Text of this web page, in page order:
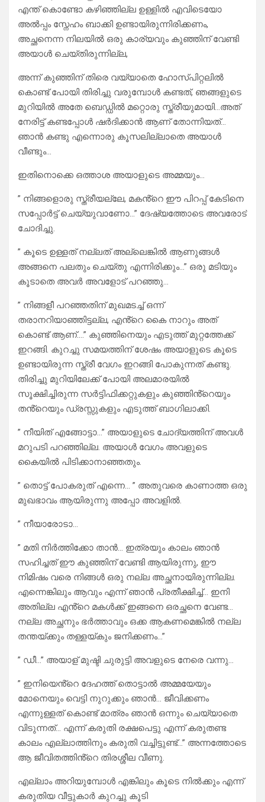
എന്ത് കൊണ്ടോ കഴിഞ്ഞില്ല ഉള്ളിൽ എവിടെയോ
അൽപ്പം സ്നേഹം ബാക്കി ഉണ്ടായിരുന്നിരിക്കണം,
അച്ഛനെന്ന നിലയിൽ ഒരു കാര്യവും കുഞ്ഞിന് വേണ്ടി
അയാൾ ചെയ്തിരുന്നില്ല,
അന്ന് കുഞ്ഞിന് തിരെ വയ്യാതെ ഹോസ്പിറ്റലിൽ
കൊണ്ട് പോയി തിരിച്ചു വരുമ്പോൾ കണ്ടത്, ഞങ്ങളുടെ
മുറിയിൽ അതേ ബെഡ്ഡിൽ മറ്റൊരു സ്ത്രീയുമായി…അത്
നേരിട്ട് കണ്ടപ്പോൾ ഷർദിക്കാൻ ആണ് തോന്നിയത്…
ഞാൻ കണ്ടു എന്നൊരു കൂസലില്ലാതെ അയാൾ
വീണ്ടും…
ഇതിനൊക്കെ ഒത്താശ അയാളുടെ അമ്മയും…
” നിങ്ങളൊരു സ്ത്രീയല്ലേ, മകൻ്റെ ഈ പിറപ്പ് കേടിനെ
സപ്പോർട്ട് ചെയ്യുവാണോ…” ദേഷ്യത്തോടെ അവരോട്
ചോദിച്ചു.
” കൂടെ ഉള്ളത് നല്ലത് അല്ലെങ്കിൽ ആണുങ്ങൾ
അങ്ങനെ പലതും ചെയ്തു എന്നിരിക്കും…” ഒരു മടിയും
കൂടാതെ അവർ അവളോട് പറഞ്ഞു…
” നിങ്ങളീ പറഞ്ഞതിന് മുഖമടച്ച് ഒന്ന്
തരാനറിയാഞ്ഞിട്ടല്ല, എൻ്റെ കൈ നാറും അത്
കൊണ്ട് ആണ്….” കുഞ്ഞിനെയും എടുത്ത് മുറ്റത്തേക്ക്
ഇറങ്ങി. കുറച്ചു സമയത്തിന് ശേഷം അയാളുടെ കൂടെ
ഉണ്ടായിരുന്ന സ്ത്രീ വേഗം ഇറങ്ങി പോകുന്നത് കണ്ടു.
തിരിച്ചു മുറിയിലേക്ക് പോയി അലമാരയിൽ
സൂക്ഷിച്ചിരുന്ന സർട്ടിഫിക്കറ്റുകളും കുഞ്ഞിൻ്റെയും
തൻ്റെയും ഡ്രസ്സുകളും എടുത്ത് ബാഗിലാക്കി.
” നീയിത് എങ്ങോട്ടാ…” അയാളുടെ ചോദ്യത്തിന് അവൾ
മറുപടി പറഞ്ഞില്ല. അയാൾ വേഗം അവളുടെ
കൈയിൽ പിടിക്കാനാഞ്ഞതും.
” തൊട്ട് പോകരുത് എന്നെ… ” അതുവരെ കാണാത്ത ഒരു
മുഖഭാവം ആയിരുന്നു അപ്പോ അവളിൽ.
” നീയാരോടാ…
” മതി നിർത്തിക്കോ താൻ… ഇത്രയും കാലം ഞാൻ
സഹിച്ചത് ഈ കുഞ്ഞിന് വേണ്ടി ആയിരുന്നു, ഈ
നിമിഷം വരെ നിങ്ങൾ ഒരു നല്ല അച്ഛനായിരുന്നില്ല.
എന്നെങ്കിലും ആവും എന്ന് ഞാൻ പ്രതീക്ഷിച്ച്… ഇനി
അതില്ല എൻ്റെ മകൾക്ക് ഇങ്ങനെ ഒരച്ഛനെ വേണ്ട…
നല്ല അച്ഛനും ഭർത്താവും ഒക്ക ആകണമെങ്കിൽ നല്ല
തന്തയ്ക്കും തള്ളയ്കും ജനിക്കണം…”
” ഡീ…” അയാള് മുഷ്ടി ചുരുട്ടി അവളുടെ നേരെ വന്നു…
” ഇനിയെൻ്റെ ദേഹത്ത് തൊട്ടാൽ അമ്മയേയും
മോനെയും വെട്ടി നുറുക്കും ഞാൻ… ജീവിക്കണം
എന്നുള്ളത് കൊണ്ട് മാത്രം ഞാൻ ഒന്നും ചെയ്യാതെ
വിടുന്നത്… എന്ന് കരുതി രക്ഷപെട്ടു എന്ന് കരുതണ്ട
കാലം എല്ലാത്തിനും കരുതി വച്ചിട്ടുണ്ട്…” അന്നത്തോടെ
ആ ജീവിതത്തിൻ്റെ തിരശ്ശീല വീണു.
എല്ലാം അറിയുമ്പോൾ എങ്കിലും കൂടെ നിൽക്കും എന്ന്
കരുതിയ വീട്ടുകാർ കുറച്ചു കൂടി